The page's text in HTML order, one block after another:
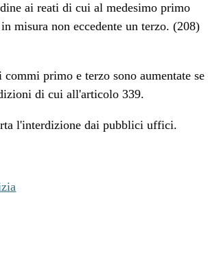
ai reati di cui al medesimo primo
misura non eccedente un terzo. (208)
commi primo e terzo sono aumentate se
di cui all'articolo 339.
l'interdizione dai pubblici uffici.